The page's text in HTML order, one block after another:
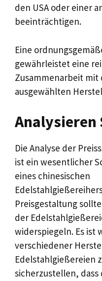
den USA oder einer
beeinträchtigen.
Eine
gewährleistet eine
Zusammenarbeit mit
ausgewählten
Analysieren
Die Analyse der
ist ein wesentlicher
eines chinesischen
Preisgestaltung
der
widerspiegeln. Es ist
verschiedener
Edelstahlgießereien
sicherzustellen, dass